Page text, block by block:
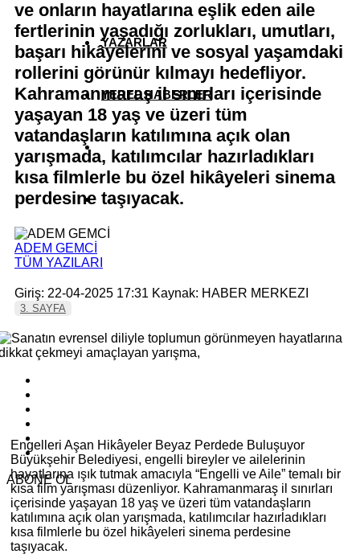
YAZARLAR
YEREL HABERLER
ve onların hayatlarına eşlik eden aile
fertlerinin yaşadığı zorlukları, umutları,
başarı hikâyelerini ve sosyal yaşamdaki
rollerini görünür kılmayı hedefliyor.
Kahramanmaraş il sınırları içerisinde
yaşayan 18 yaş ve üzeri tüm
vatandaşların katılımına açık olan
yarışmada, katılımcılar hazırladıkları
kısa filmlerle bu özel hikâyeleri sinema
perdesine taşıyacak.
ADEM GEMCİ
TÜM YAZILARI
Giriş: 22-04-2025 17:31 Kaynak: HABER MERKEZI
3. SAYFA
ABONE OL
Engelleri Aşan Hikâyeler Beyaz Perdede Buluşuyor
Büyükşehir Belediyesi, engelli bireyler ve ailelerinin
hayatlarına ışık tutmak amacıyla “Engelli ve Aile” temalı bir
kısa film yarışması düzenliyor. Kahramanmaraş il sınırları
içerisinde yaşayan 18 yaş ve üzeri tüm vatandaşların
katılımına açık olan yarışmada, katılımcılar hazırladıkları
kısa filmlerle bu özel hikâyeleri sinema perdesine
taşıyacak.